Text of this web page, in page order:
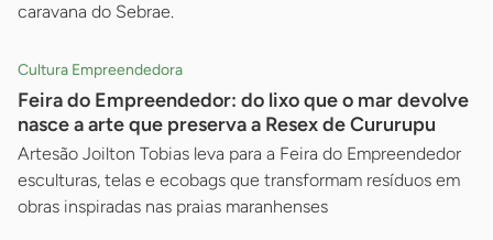
caravana do Sebrae.
Cultura Empreendedora
Feira do Empreendedor: do lixo que o mar devolve
nasce a arte que preserva a Resex de Cururupu
Artesão Joilton Tobias leva para a Feira do Empreendedor
esculturas, telas e ecobags que transformam resíduos em
obras inspiradas nas praias maranhenses